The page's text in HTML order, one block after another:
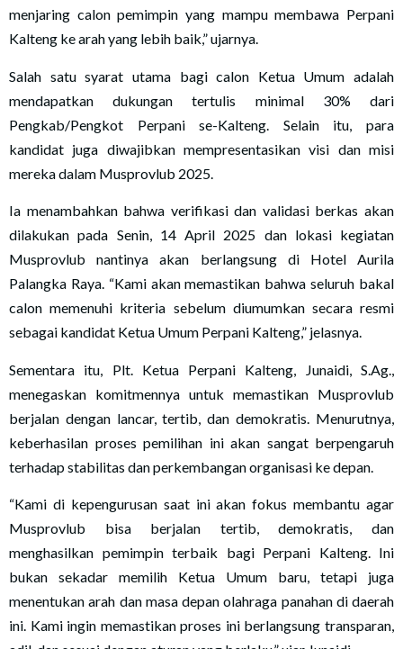
menjaring calon pemimpin yang mampu membawa Perpani
Kalteng ke arah yang lebih baik,” ujarnya.
Salah satu syarat utama bagi calon Ketua Umum adalah
mendapatkan dukungan tertulis minimal 30% dari
Pengkab/Pengkot Perpani se-Kalteng. Selain itu, para
kandidat juga diwajibkan mempresentasikan visi dan misi
mereka dalam Musprovlub 2025.
Ia menambahkan bahwa verifikasi dan validasi berkas akan
dilakukan pada Senin, 14 April 2025 dan lokasi kegiatan
Musprovlub nantinya akan berlangsung di Hotel Aurila
Palangka Raya. “Kami akan memastikan bahwa seluruh bakal
calon memenuhi kriteria sebelum diumumkan secara resmi
sebagai kandidat Ketua Umum Perpani Kalteng,” jelasnya.
Sementara itu, Plt. Ketua Perpani Kalteng, Junaidi, S.Ag.,
menegaskan komitmennya untuk memastikan Musprovlub
berjalan dengan lancar, tertib, dan demokratis. Menurutnya,
keberhasilan proses pemilihan ini akan sangat berpengaruh
terhadap stabilitas dan perkembangan organisasi ke depan.
“Kami di kepengurusan saat ini akan fokus membantu agar
Musprovlub bisa berjalan tertib, demokratis, dan
menghasilkan pemimpin terbaik bagi Perpani Kalteng. Ini
bukan sekadar memilih Ketua Umum baru, tetapi juga
menentukan arah dan masa depan olahraga panahan di daerah
ini. Kami ingin memastikan proses ini berlangsung transparan,